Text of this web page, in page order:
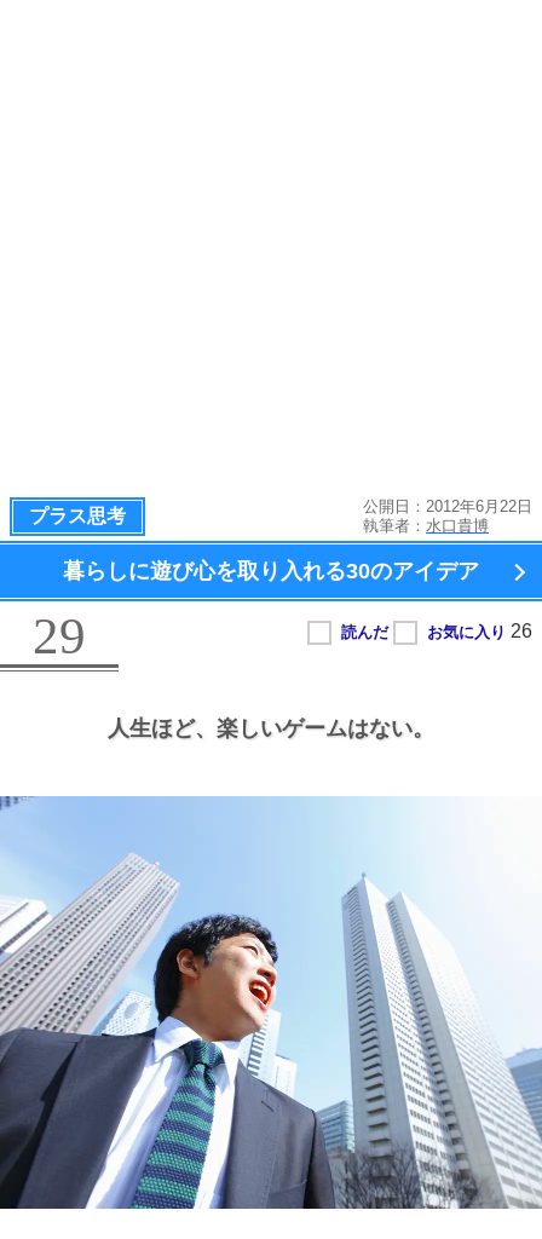
プラス思考
公開日：2012年6月22日
執筆者： 水口貴博
暮らしに遊び心を取り入れる30のアイデア
29
人生ほど、 楽しいゲームはない。